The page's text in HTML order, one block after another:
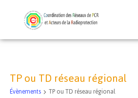
TP ou TD réseau régional
Évènements TP ou TD réseau régional